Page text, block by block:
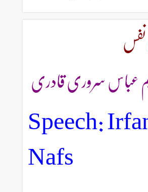
نفس
عباس سروری قادری
Speech:
Nafs